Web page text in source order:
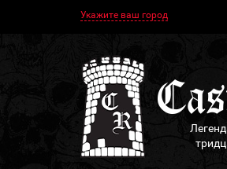
Укажите ваш город